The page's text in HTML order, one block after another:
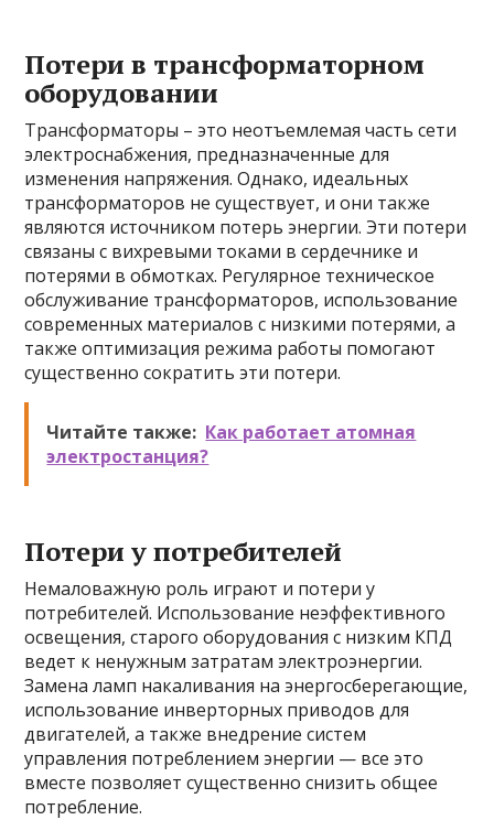
Потери в трансформаторном
оборудовании
Трансформаторы – это неотъемлемая часть сети
электроснабжения, предназначенные для
изменения напряжения. Однако, идеальных
трансформаторов не существует, и они также
являются источником потерь энергии. Эти потери
связаны с вихревыми токами в сердечнике и
потерями в обмотках. Регулярное техническое
обслуживание трансформаторов, использование
современных материалов с низкими потерями, а
также оптимизация режима работы помогают
существенно сократить эти потери.
Читайте также: Как работает атомная
электростанция?
Потери у потребителей
Немаловажную роль играют и потери у
потребителей. Использование неэффективного
освещения, старого оборудования с низким КПД
ведет к ненужным затратам электроэнергии.
Замена ламп накаливания на энергосберегающие,
использование инверторных приводов для
двигателей, а также внедрение систем
управления потреблением энергии — все это
вместе позволяет существенно снизить общее
потребление.